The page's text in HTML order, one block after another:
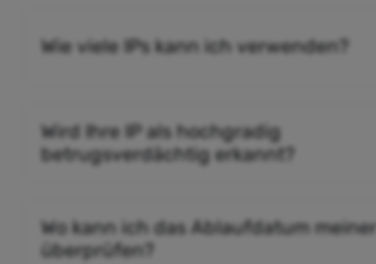
Wie viele IPs kann ich verwenden?
Wird Ihre IP als hochgradig
betrugsverdächtig erkannt?
Wo kann ich das Ablaufdatum
überprüfen?